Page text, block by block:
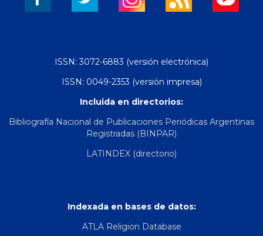
ISSN: 3072-6883 (versión electrónica)
ISSN: 0049-2353 (versión impresa)
Incluida en directorios:
Bibliografía Nacional de Publicaciones Periódicas Argentinas
Registradas (BINPAR)
LATINDEX (directorio)
Indexada en bases de datos:
ATLA Religion Database